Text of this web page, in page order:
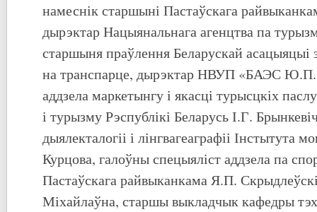
намеснік старшыні Пастаўскага
дырэктар Нацыянальнага агенцтва па
старшыня праўлення Беларускай асацыяцыі
на транспарце, дырэктар НВУП «БАЭС Ю.П.
аддзела маркетынгу і якасці турысцкіх
і турызму Рэспублікі Беларусь І.Г.
дыялекталогіі і лінгвагеаграфіі Інстытута
Курцова, галоўны спецыяліст аддзела па
Пастаўскага райвыканкама Я.П.
Міхайлаўна, старшы выкладчык кафедры